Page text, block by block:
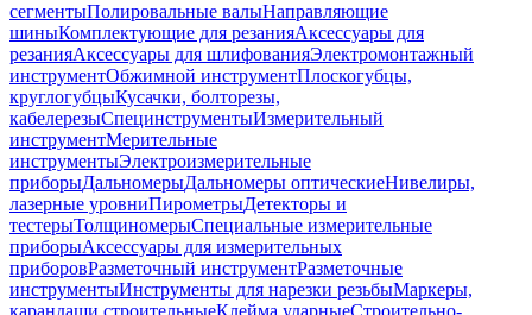
сегментыПолировальные валыНаправляющие
шиныКомплектующие для резанияАксессуары для
резанияАксессуары для шлифованияЭлектромонтажный
инструментОбжимной инструментПлоскогубцы,
круглогубцыКусачки, болторезы,
кабелерезыСпецинструментыИзмерительный
инструментМерительные
инструментыЭлектроизмерительные
приборыДальномерыДальномеры оптическиеНивелиры,
лазерные уровниПирометрыДетекторы и
тестерыТолщиномерыСпециальные измерительные
приборыАксессуары для измерительных
приборовРазметочный инструментРазметочные
инструментыИнструменты для нарезки резьбыМаркеры,
карандаши строительныеКлейма ударныеСтроительно-